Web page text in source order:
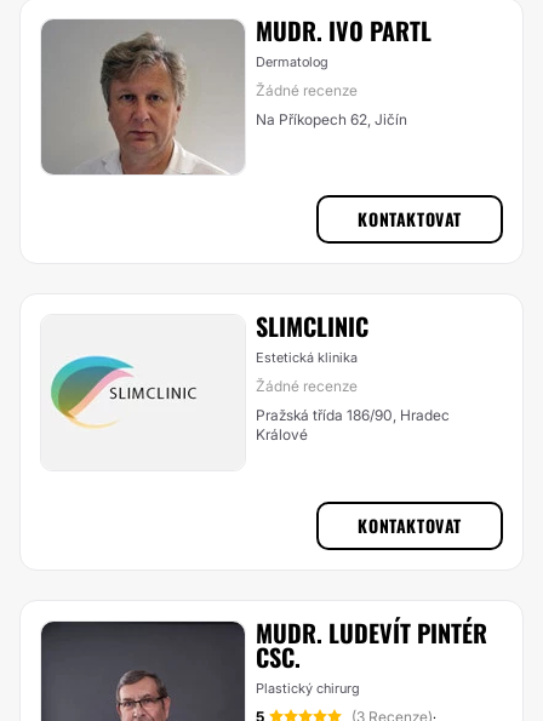
MUDR. IVO PARTL
Dermatolog
Žádné recenze
Na Příkopech 62, Jičín
KONTAKTOVAT
SLIMCLINIC
Estetická klinika
Žádné recenze
Pražská třída 186/90, Hradec
Králové
KONTAKTOVAT
MUDR. LUDEVÍT PINTÉR
CSC.
Plastický chirurg
5 (3 Recenze)·